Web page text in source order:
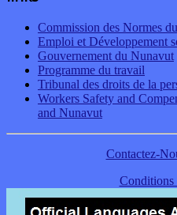
Commission des Normes
Emploi et Développement
Gouvernement du Nunavut
Programme du travail
Tribunal des droits de la
Workers Safety and
and Nunavut
Contactez-
Conditions